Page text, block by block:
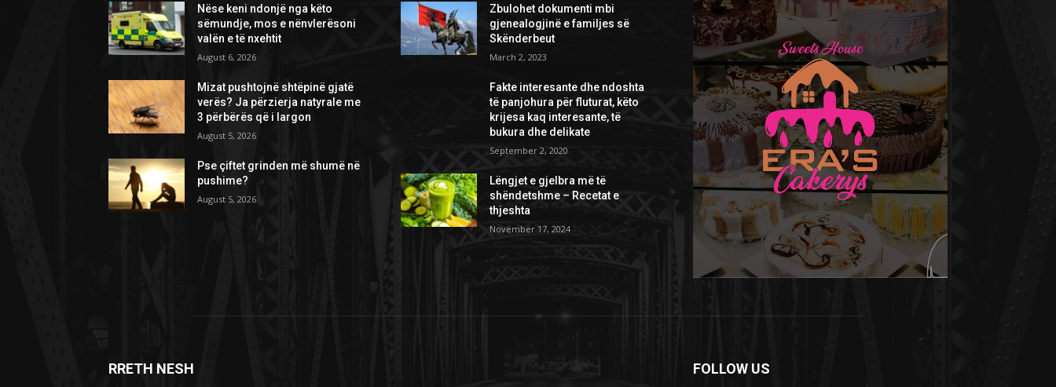
Nëse keni ndonjë nga këto
sëmundje, mos e nënvlerësoni
valën e të nxehtit
August 6, 2026
Mizat pushtojnë shtëpinë gjatë
verës? Ja përzierja natyrale me
3 përbërës që i largon
August 5, 2026
Pse çiftet grinden më shumë në
pushime?
August 5, 2026
Zbulohet dokumenti mbi
gjenealogjinë e familjes së
Skënderbeut
March 2, 2023
Fakte interesante dhe ndoshta
të panjohura për fluturat, këto
krijesa kaq interesante, të
bukura dhe delikate
September 2, 2020
Lëngjet e gjelbra më të
shëndetshme – Recetat e
thjeshta
November 17, 2024
RRETH NESH FOLLOW US